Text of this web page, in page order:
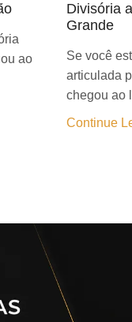
ao
Divisória
Grande
Se você
articulada
chegou ao
Continue